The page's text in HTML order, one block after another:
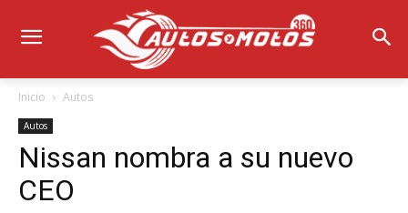
Inicio Autos
Autos
Nissan nombra a su nuevo
CEO